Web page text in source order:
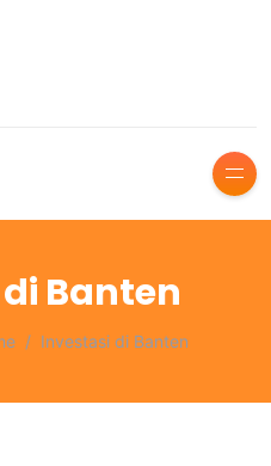
Banten
Investasi di Banten